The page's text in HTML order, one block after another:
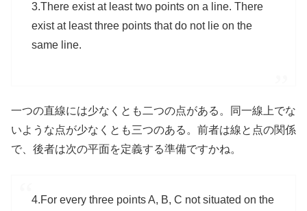
3.There exist at least two points on a line. There
exist at least three points that do not lie on the
same line.
一つの直線には少なくとも二つの点がある。同一線上でな
いような点が少なくとも三つのある。前者は線と点の関係
で、後者は次の平面を定義する準備ですかね。
4.For every three points A, B, C not situated on the